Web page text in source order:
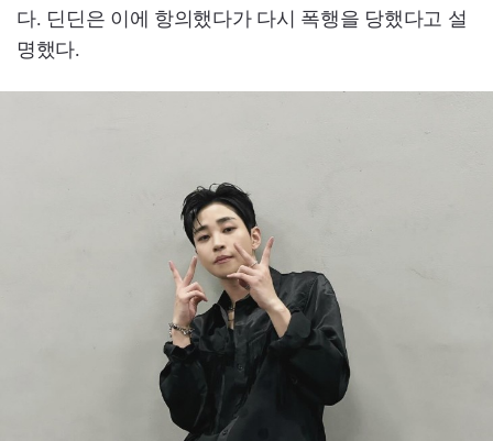
다. 딘딘은 이에 항의했다가 다시 폭행을 당했다고 설
명했다.